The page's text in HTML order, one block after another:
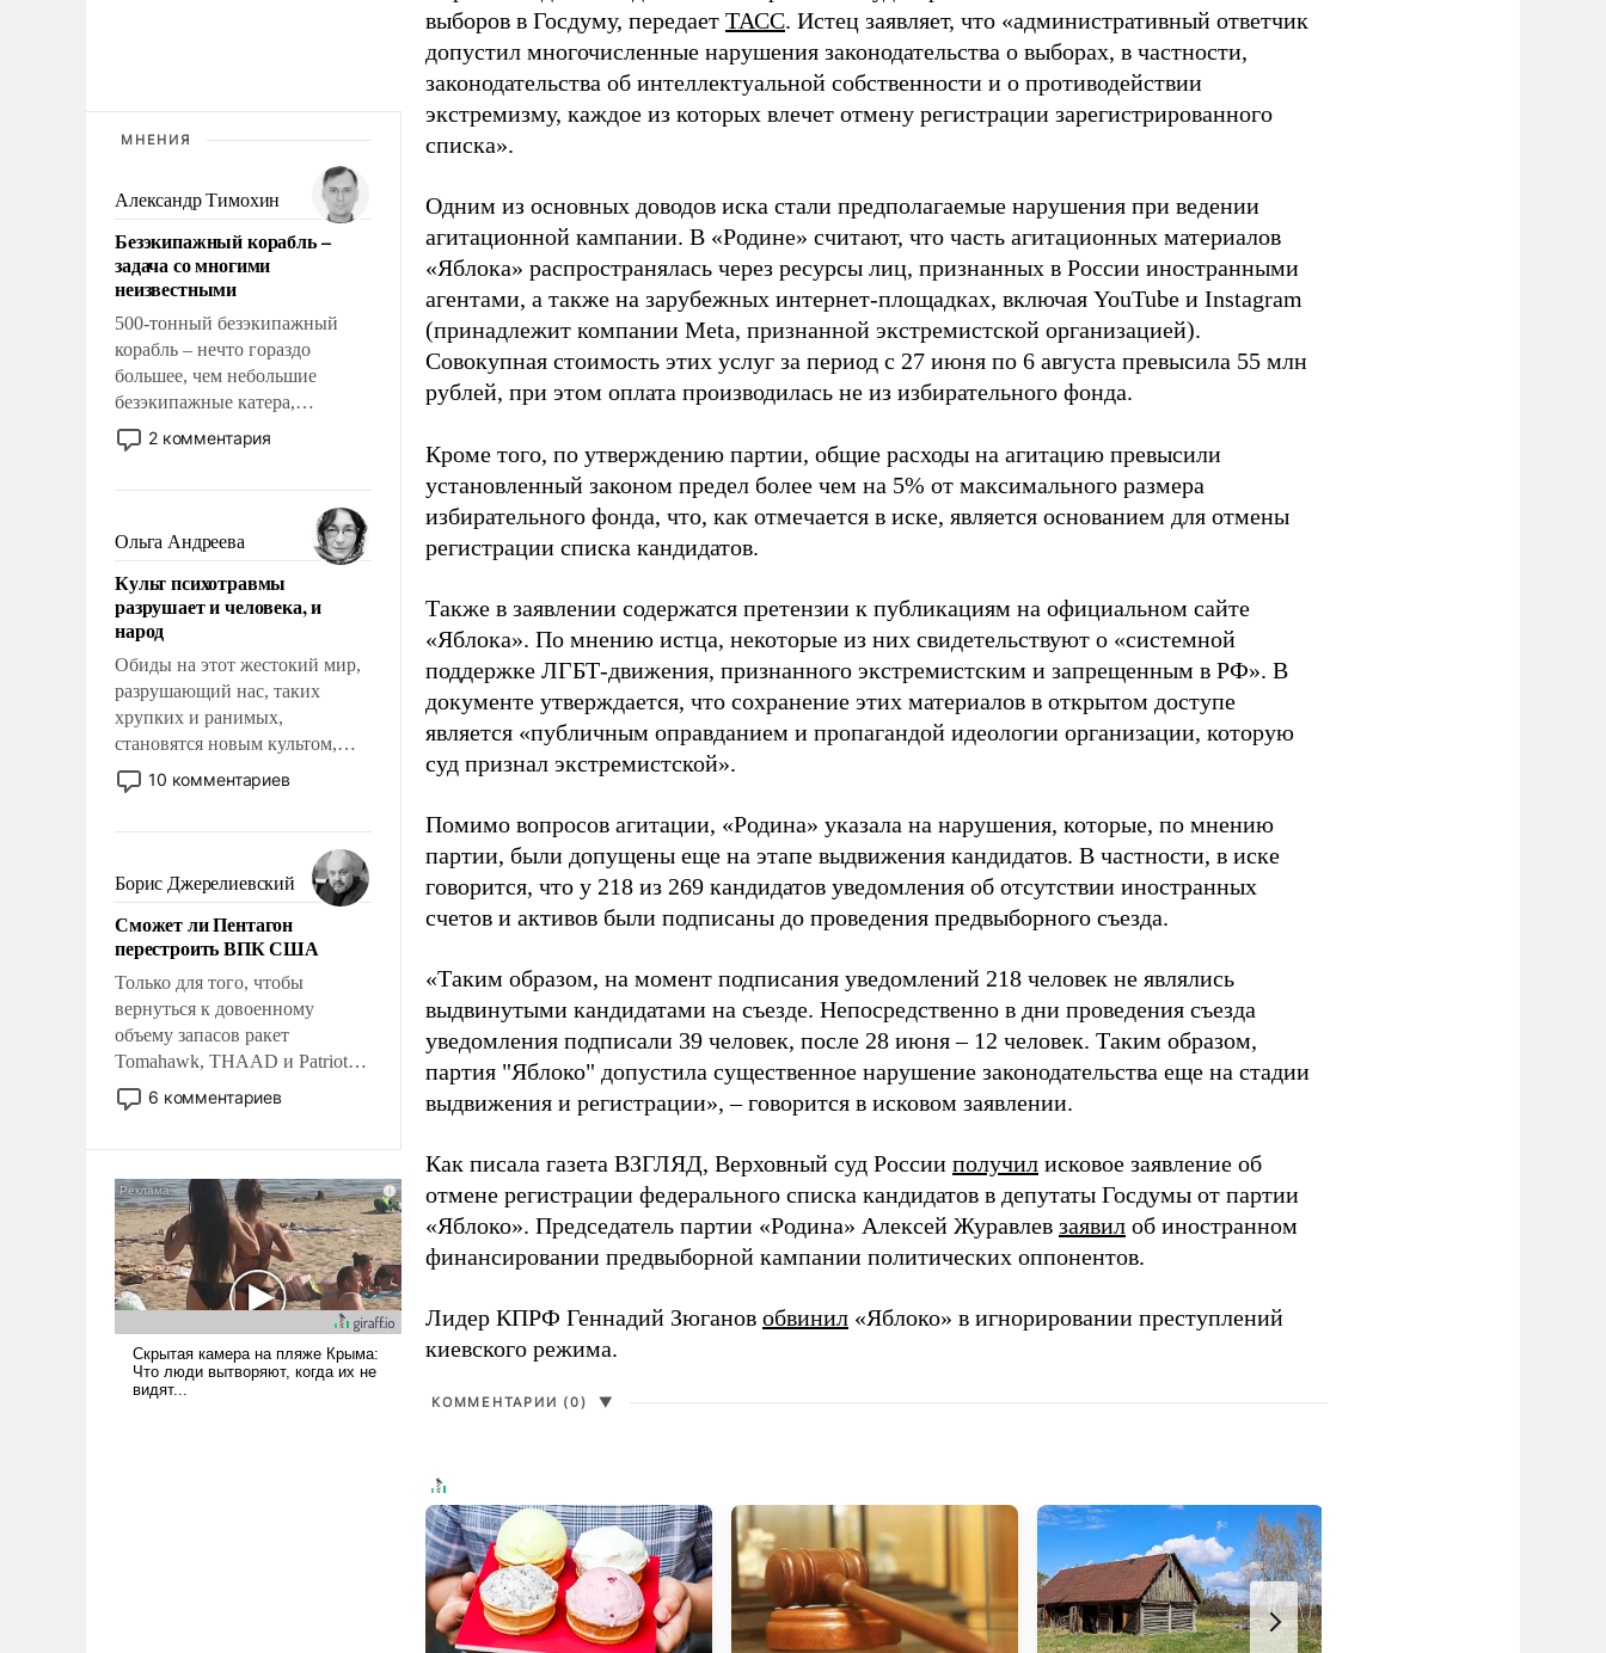
МНЕНИЯ
Александр Тимохин
Безэкипажный корабль –
задача со многими
неизвестными
500-тонный безэкипажный
корабль – нечто гораздо
большее, чем небольшие
безэкипажные катера,
применение которых уже
стало обыденностью. Задача по
сложна и амбициозна. Однако
и ее реализация радикально
поднимет наши боевые
возможности.
2 комментария
Ольга Андреева
Культ психотравмы
разрушает и человека, и
народ
Обиды на этот жестокий мир,
разрушающий нас, таких
хрупких и ранимых,
становятся новым культом,
постепенно вытесняя и
отменяя традиционное
мужественным и твердым под
ударами судьбы, брать на себя
ответственность, помогать
слабым, идти вперед и
адаптироваться.
10 комментариев
Борис Джерелиевский
Сможет ли Пентагон
перестроить ВПК США
Только для того, чтобы
вернуться к довоенному
объему запасов ракет
Tomahawk, THAAD и Patriot
США потребуется более трех
лет. Даже небольшая война с
Сложившаяся ситуация
означает многолетний период
уязвимости США, например,
перед Китаем.
6 комментариев
выборов в Госдуму, передает ТАСС. Истец заявляет, что «административный ответчик
допустил многочисленные нарушения законодательства о выборах, в частности,
законодательства об интеллектуальной собственности и о противодействии
экстремизму, каждое из которых влечет отмену регистрации зарегистрированного
списка».
Одним из основных доводов иска стали предполагаемые нарушения при ведении
агитационной кампании. В «Родине» считают, что часть агитационных материалов
«Яблока» распространялась через ресурсы лиц, признанных в России иностранными
агентами, а также на зарубежных интернет-площадках, включая YouTube и Instagram
(принадлежит компании Meta, признанной экстремистской организацией).
Совокупная стоимость этих услуг за период с 27 июня по 6 августа превысила 55 млн
рублей, при этом оплата производилась не из избирательного фонда.
Кроме того, по утверждению партии, общие расходы на агитацию превысили
установленный законом предел более чем на 5% от максимального размера
избирательного фонда, что, как отмечается в иске, является основанием для отмены
регистрации списка кандидатов.
Также в заявлении содержатся претензии к публикациям на официальном сайте
«Яблока». По мнению истца, некоторые из них свидетельствуют о «системной
поддержке ЛГБТ-движения, признанного экстремистским и запрещенным в РФ». В
документе утверждается, что сохранение этих материалов в открытом доступе
является «публичным оправданием и пропагандой идеологии организации, которую
суд признал экстремистской».
Помимо вопросов агитации, «Родина» указала на нарушения, которые, по мнению
партии, были допущены еще на этапе выдвижения кандидатов. В частности, в иске
говорится, что у 218 из 269 кандидатов уведомления об отсутствии иностранных
счетов и активов были подписаны до проведения предвыборного съезда.
«Таким образом, на момент подписания уведомлений 218 человек не являлись
выдвинутыми кандидатами на съезде. Непосредственно в дни проведения съезда
уведомления подписали 39 человек, после 28 июня – 12 человек. Таким образом,
партия "Яблоко" допустила существенное нарушение законодательства еще на стадии
выдвижения и регистрации», – говорится в исковом заявлении.
Как писала газета ВЗГЛЯД, Верховный суд России получил исковое заявление об
отмене регистрации федерального списка кандидатов в депутаты Госдумы от партии
«Яблоко». Председатель партии «Родина» Алексей Журавлев заявил об иностранном
финансировании предвыборной кампании политических оппонентов.
Лидер КПРФ Геннадий Зюганов обвинил «Яблоко» в игнорировании преступлений
киевского режима.
КОММЕНТАРИИ (0) ▼